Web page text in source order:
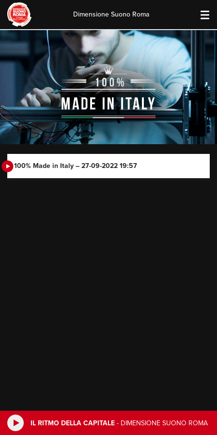
IL RITMO DELLA CAPITALE - DIMENSIONE SUONO ROMA
Skip
to
Dimensione Suono Roma
100% Made in Italy – 27-09-2022 19:57